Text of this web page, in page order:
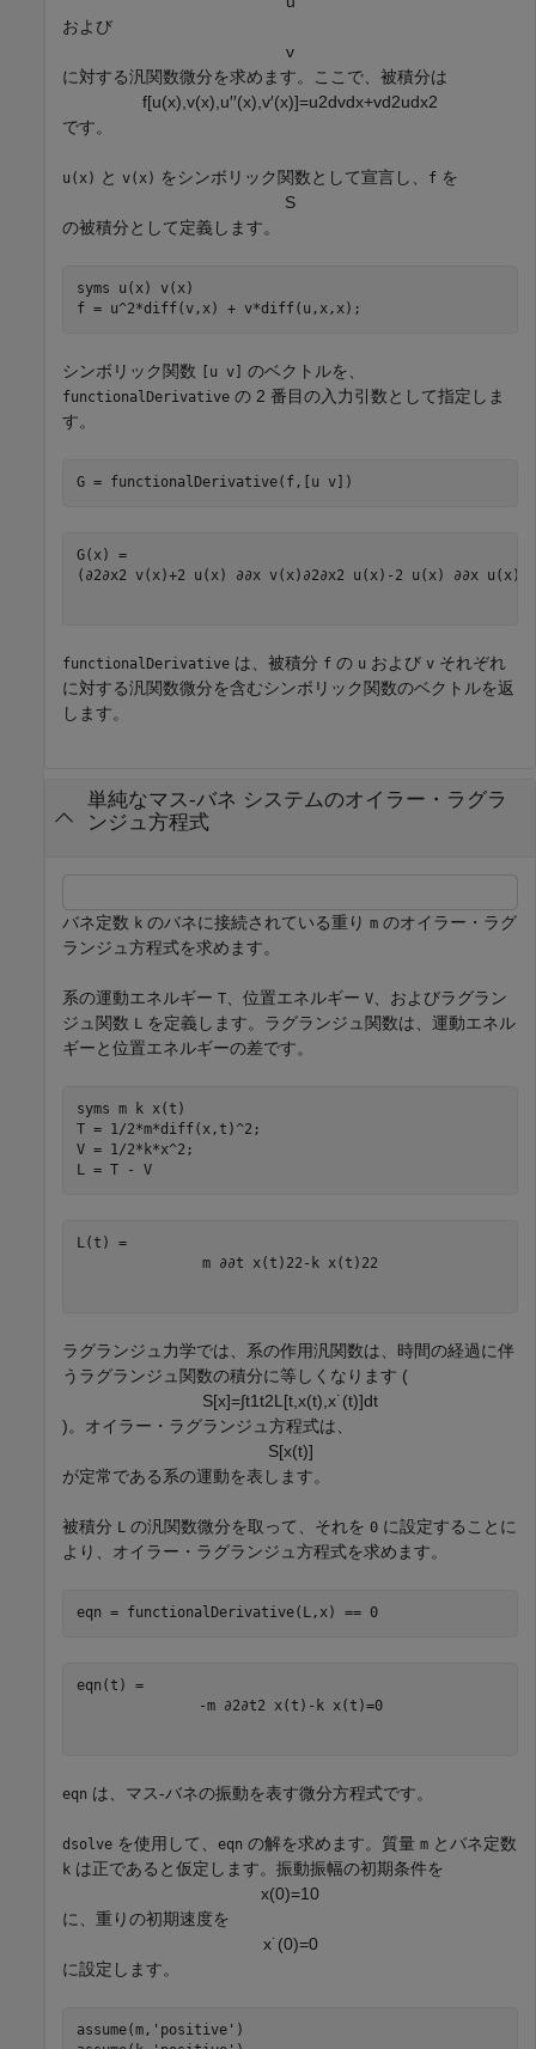
および
v
に対する汎関数微分を求めます。ここで、被積分は
f[u(x) v(x) u′′(x) v′(x)]=u2dvdx+vd2udx2
です。
u(x) と v(x) をシンボリック関数として宣言し、 f を
S
の被積分として定義します。
syms u(x)
v(x)
f = u^2*diff(v,x) + v*diff(u,x,x);
シンボリック関数 [u v] のベクトルを、
functionalDerivative の 2 番目の入力引数として指定しま
す。
G = functionalDerivative(f,[u v])
( ∂2∂x2 v( x)+2 u ( x) ∂∂x v( x) ∂2∂x2 u ( x) - 2 u ( x) ∂∂x u ( x)
functionalDerivative は、被積分 f の u および v それぞれ
に対する汎関数微分を含むシンボリック関数のベクトルを返
します。
単純なマス-バネ システムのオイラー・ラグラ
ンジュ方程式
バネ定数 k のバネに接続されている重り m のオイラー・ラグ
ランジュ方程式を求めます。
系の運動エネルギー T 、位置エネルギー V 、およびラグラン
ジュ関数 L
を定義します。ラグランジュ関数は、運動エネル
ギーと位置エネルギーの差です。
syms m k
x(t)
T = 1/2*m*diff(x,t)^2;
V = 1/2*k*x^2;
L = T - V
m ∂∂t x(t ) 22 - k x(t ) 22
ラグランジュ力学では、系の作用汎関数は、時間の経過に伴
うラグランジュ関数の積分に等しくなります (
S[x]=∫t1t2L [t x(t) x˙(t)]dt
)。オイラー・ラグランジュ方程式は、
S[x(t)]
が定常である系の運動を表します。
被積分 L の汎関数微分を取って、それを 0 に設定することに
より、オイラー・ラグランジュ方程式を求めます。
eqn = functionalDerivative(L,x) == 0
-m ∂2∂t2 x(t ) - k x(t )=0
eqn は、マス-バネの振動を表す微分方程式です。
dsolve を使用して、 eqn の解を求めます。質量 m とバネ定数
k は正であると仮定します。振動振幅の初期条件を
x(0)=10
に、重りの初期速度を
x˙(0)=0
に設定します。
assume(m, 'positive' )